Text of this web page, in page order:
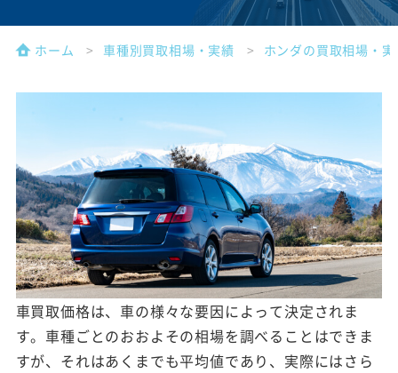
ホーム 車種別買取相場・実績 ホンダの買取相場・
車買取価格は、車の様々な要因によって決定されま
す。車種ごとのおおよその相場を調べることはできま
すが、それはあくまでも平均値であり、実際にはさら